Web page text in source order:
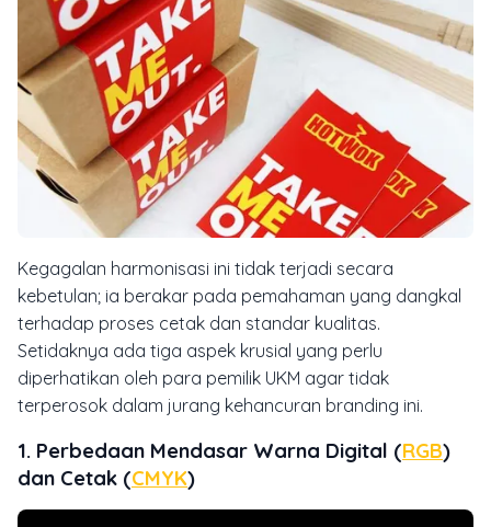
Kegagalan harmonisasi ini tidak terjadi secara
kebetulan; ia berakar pada pemahaman yang dangkal
terhadap proses cetak dan standar kualitas.
Setidaknya ada tiga aspek krusial yang perlu
diperhatikan oleh para pemilik UKM agar tidak
terperosok dalam jurang kehancuran branding ini.
1. Perbedaan Mendasar Warna Digital (RGB)
dan Cetak (CMYK)